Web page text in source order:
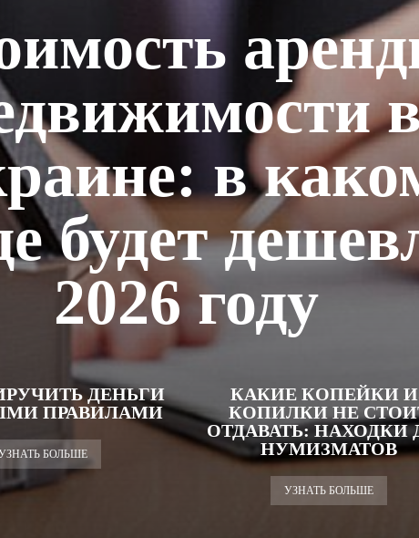
в
будет
2026 году
ДЕНЬГИ
ПРАВИЛАМИ
БОЛЬШЕ
КАКИЕ КОПЕЙКИ
КОПИЛКИ НЕ
ОТДАВАТЬ: НАХОДКИ
НУМИЗМАТОВ
УЗНАТЬ БОЛЬШЕ